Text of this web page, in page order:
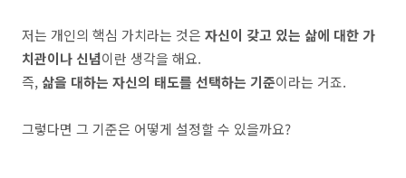
저는 개인의 핵심 가치라는 것은 자신이 갖고 있는 삶에 대한 가
치관이나 신념이란 생각을 해요.
즉, 삶을 대하는 자신의 태도를 선택하는 기준이라는 거죠.
그렇다면 그 기준은 어떻게 설정할 수 있을까요?